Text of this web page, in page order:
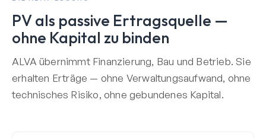
PV als passive Ertragsquelle —
ohne Kapital zu binden
ALVA übernimmt Finanzierung, Bau und Betrieb. Sie
erhalten Erträge — ohne Verwaltungsaufwand, ohne
technisches Risiko, ohne gebundenes Kapital.